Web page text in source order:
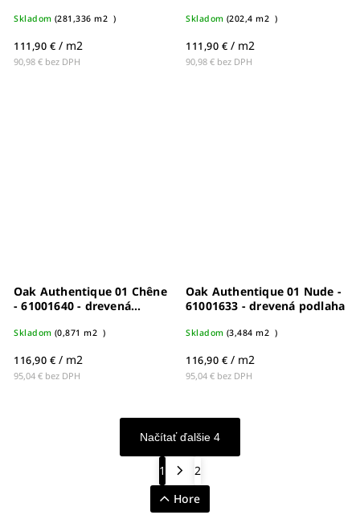
Skladom (281,336 m2 )
90,98 € bez DPH
111,90 € / m2
Skladom (202,4 m2 )
90,98 € bez DPH
111,90 € / m2
Oak Authentique 01 Chêne
- 61001640 - drevená
Skladom (0,871 m2 )
95,04 € bez DPH
116,90 € / m2
Oak Authentique 01 Nude -
61001633 - drevená podlaha
Skladom (3,484 m2 )
95,04 € bez DPH
116,90 € / m2
Načítať ďalšie 4
1
2
Hore